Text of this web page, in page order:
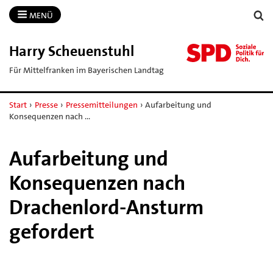
MENÜ
Harry Scheuenstuhl
Für Mittelfranken im Bayerischen Landtag
Start › Presse › Pressemitteilungen › Aufarbeitung und
Konsequenzen nach …
Aufarbeitung und
Konsequenzen nach
Drachenlord-Ansturm
gefordert